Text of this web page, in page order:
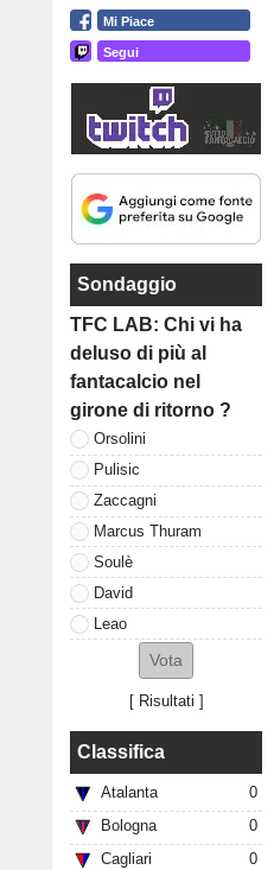
Mi Piace
Segui
Sondaggio
TFC LAB: Chi vi ha
deluso di più al
fantacalcio nel
girone di ritorno ?
Orsolini
Pulisic
Zaccagni
Marcus Thuram
Soulè
David
Leao
[ Risultati ]
Classifica
Atalanta
0
Bologna
0
Cagliari
0